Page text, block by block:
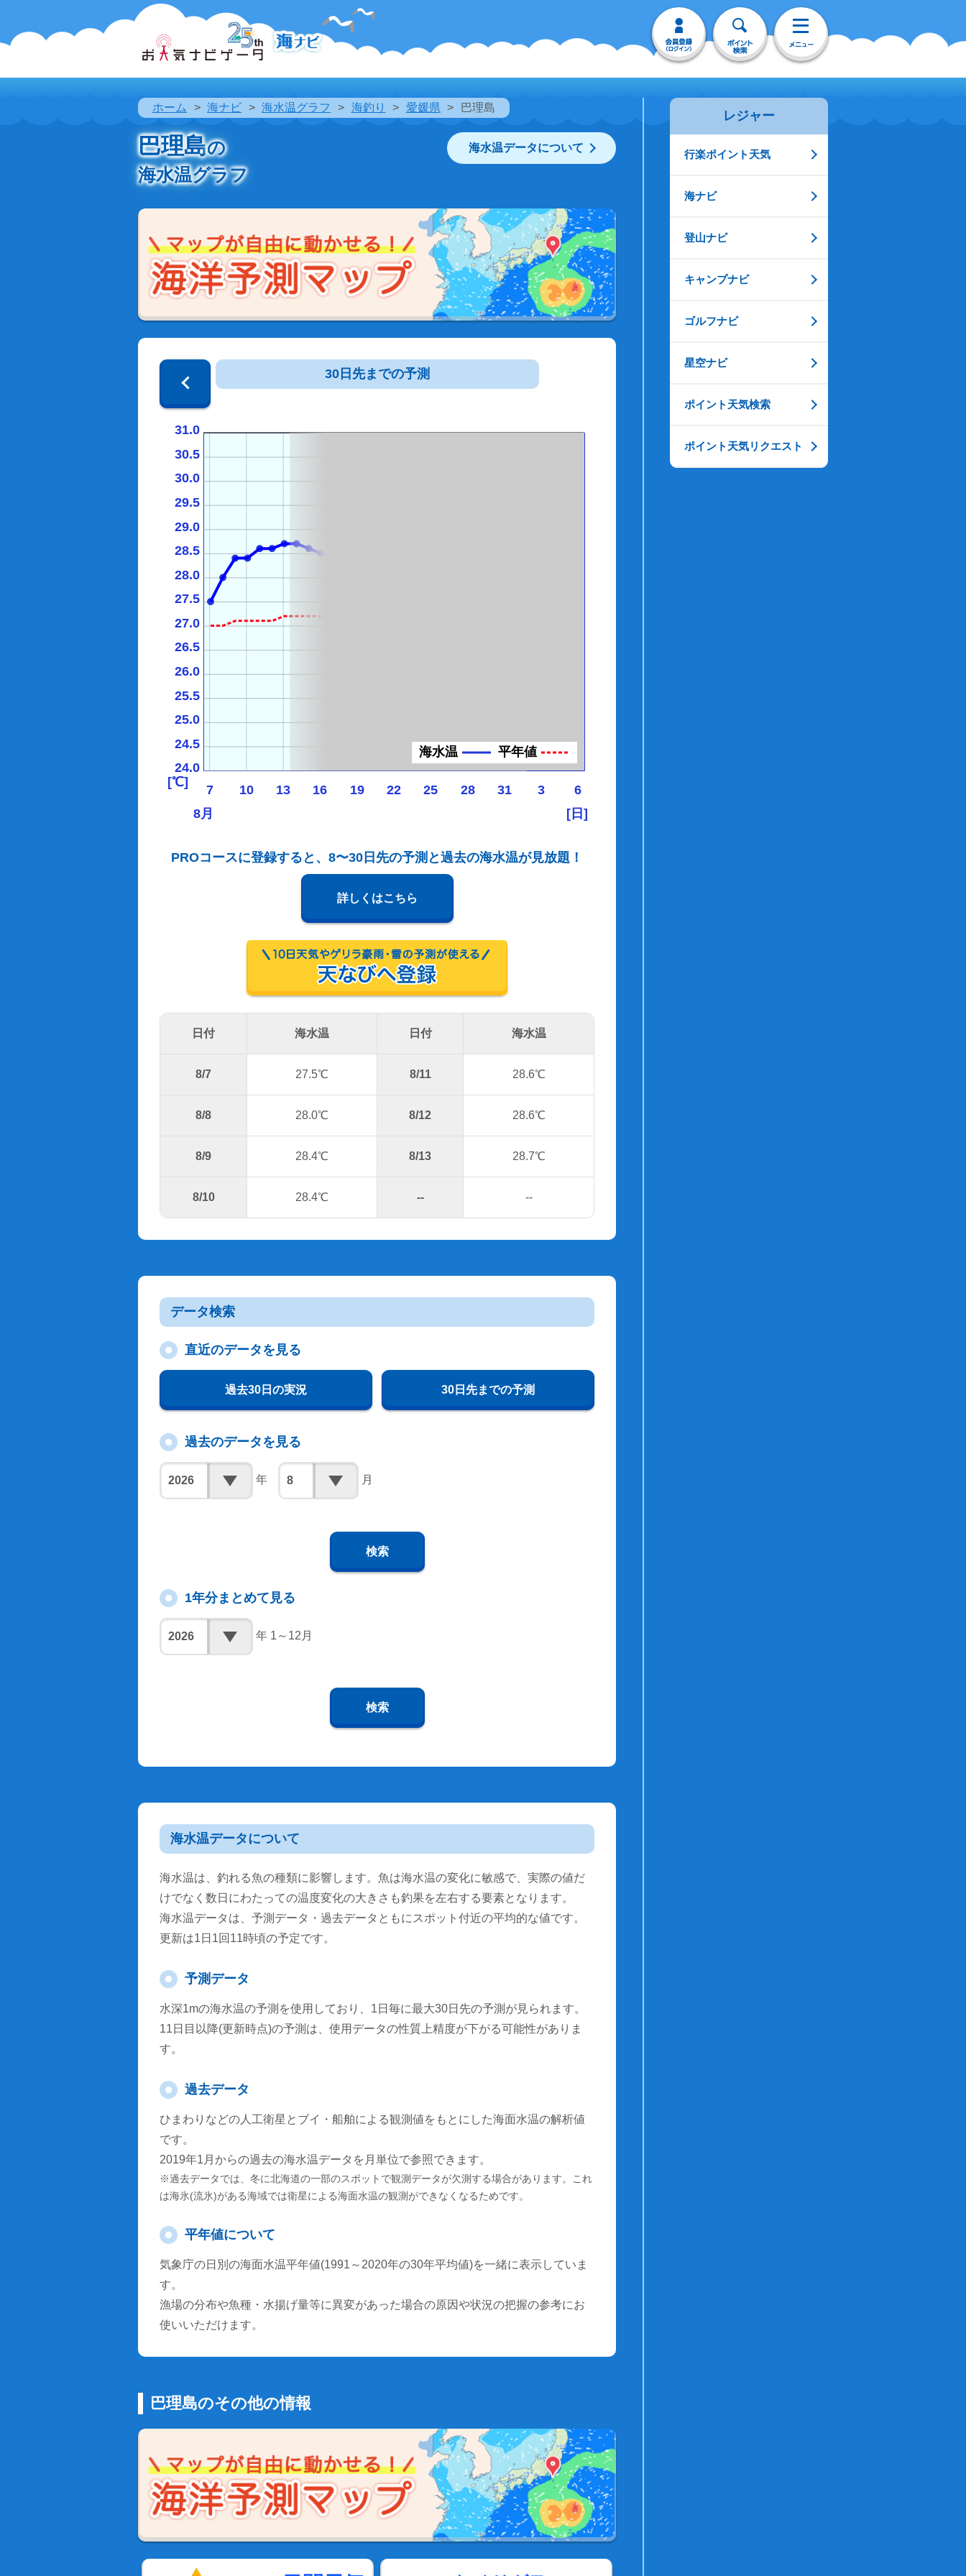
ホーム 海ナビ 海水温グラフ 海釣り 愛媛県 巴理島
巴理島の
海水温グラフ
海水温データについて
30日先までの予測
7 10 13 16 19 22 25 28 31 3 6
[日]
24.0
24.5
25.0
25.5
26.0
26.5
27.0
27.5
28.0
28.5
29.0
29.5
30.0
30.5
31.0
[℃]
8月
海水温 平年値
PROコースに登録すると、8〜30日先の予測と過去の海水温が見放題！
詳しくはこちら
日付 海水温 日付 海水温
8/7 27.5℃ 8/11 28.6℃
8/8 28.0℃ 8/12 28.6℃
8/9 28.4℃ 8/13 28.7℃
8/10 28.4℃ -- --
データ検索
直近のデータを見る
過去30日の実況 30日先までの予測
過去のデータを見る
年 月
検索
1年分まとめて見る
年 1～12月
検索
海水温データについて
海水温は、釣れる魚の種類に影響します。魚は海水温の変化に敏感で、実際の値だ
けでなく数日にわたっての温度変化の大きさも釣果を左右する要素となります。
海水温データは、予測データ・過去データともにスポット付近の平均的な値です。
更新は1日1回11時頃の予定です。
予測データ
水深1mの海水温の予測を使用しており、1日毎に最大30日先の予測が見られます。
11日目以降(更新時点)の予測は、使用データの性質上精度が下がる可能性がありま
す。
過去データ
ひまわりなどの人工衛星とブイ・船舶による観測値をもとにした海面水温の解析値
です。
2019年1月からの過去の海水温データを月単位で参照できます。
※過去データでは、冬に北海道の一部のスポットで観測データが欠測する場合があります。これ
は海氷(流氷)がある海域では衛星による海面水温の観測ができなくなるためです。
平年値について
気象庁の日別の海面水温平年値(1991～2020年の30年平均値)を一緒に表示していま
す。
漁場の分布や魚種・水揚げ量等に異変があった場合の原因や状況の把握の参考にお
使いいただけます。
巴理島のその他の情報
レジャー
行楽ポイント天気
海ナビ
登山ナビ
キャンプナビ
ゴルフナビ
星空ナビ
ポイント天気検索
ポイント天気リクエスト